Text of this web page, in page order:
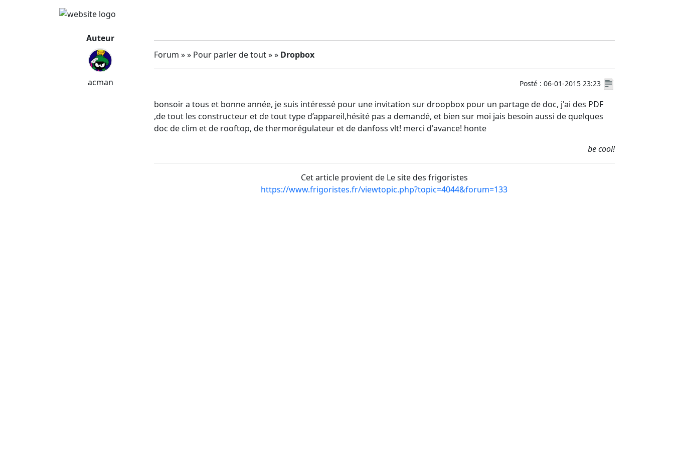
Auteur
acman
Forum » » Pour parler de tout » » Dropbox
Posté : 06-01-2015 23:23
bonsoir a tous et bonne année, je suis intéressé pour une invitation sur droopbox pour un partage de doc, j'ai des PDF
,de tout les constructeur et de tout type d’appareil,hésité pas a demandé, et bien sur moi jais besoin aussi de quelques
doc de clim et de rooftop, de thermorégulateur et de danfoss vlt! merci d'avance! honte
be cool!
Cet article provient de Le site des frigoristes
https://www.frigoristes.fr/viewtopic.php?topic=4044&forum=133